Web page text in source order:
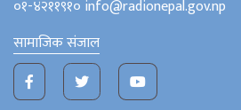
०१-४२११९१० info@radionepal.gov.np
सामाजिक संजाल